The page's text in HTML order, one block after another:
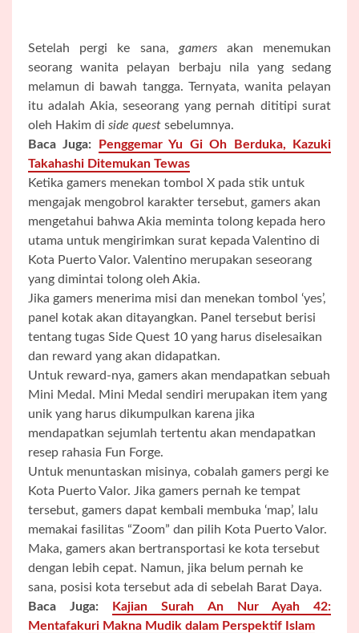
Setelah pergi ke sana, gamersakan menemukan
seorang wanita pelayan berbaju nila yang sedang
melamun di bawah tangga. Ternyata, wanita pelayan
itu adalah Akia, seseorang yang pernah dititipi surat
oleh Hakim di side quest sebelumnya.
Baca Juga:
Penggemar Yu Gi Oh Berduka, Kazuki
Takahashi Ditemukan Tewas
Ketika gamers menekan tombol X pada stik untuk
mengajak mengobrol karakter tersebut, gamers akan
mengetahui bahwa Akia meminta tolong kepada hero
utama untuk mengirimkan surat kepada Valentino di
Kota Puerto Valor. Valentino merupakan seseorang
yang dimintai tolong oleh Akia.
Jika gamers menerima misi dan menekan tombol ‘yes’,
panel kotak akan ditayangkan. Panel tersebut berisi
tentang tugas Side Quest 10 yang harus diselesaikan
dan reward yang akan didapatkan.
Untuk reward-nya, gamers akan mendapatkan sebuah
Mini Medal. Mini Medal sendiri merupakan item yang
unik yang harus dikumpulkan karena jika
mendapatkan sejumlah tertentu akan mendapatkan
resep rahasia Fun Forge.
Untuk menuntaskan misinya, cobalah gamers pergi ke
Kota Puerto Valor. Jika gamers pernah ke tempat
tersebut, gamers dapat kembali membuka ‘map’, lalu
memakai fasilitas “Zoom” dan pilih Kota Puerto Valor.
Maka, gamers akan bertransportasi ke kota tersebut
dengan lebih cepat. Namun, jika belum pernah ke
sana, posisi kota tersebut ada di sebelah Barat Daya.
Baca Juga:
Kajian Surah An Nur Ayah 42:
Mentafakuri Makna Mudik dalam Perspektif Islam